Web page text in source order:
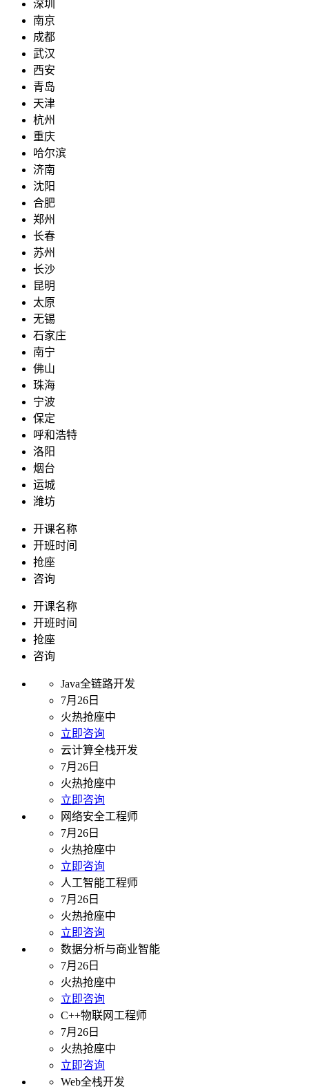
深圳
南京
成都
武汉
西安
青岛
天津
杭州
重庆
哈尔滨
济南
沈阳
合肥
郑州
长春
苏州
长沙
昆明
太原
无锡
石家庄
南宁
佛山
珠海
宁波
保定
呼和浩特
洛阳
烟台
运城
潍坊
开课名称
开班时间
抢座
咨询
开课名称
开班时间
抢座
咨询
Java全链路开发
7月26日
火热抢座中
立即咨询
云计算全栈开发
7月26日
火热抢座中
立即咨询
网络安全工程师
7月26日
火热抢座中
立即咨询
人工智能工程师
7月26日
火热抢座中
立即咨询
数据分析与商业智能
7月26日
火热抢座中
立即咨询
C++物联网工程师
7月26日
火热抢座中
立即咨询
Web全栈开发